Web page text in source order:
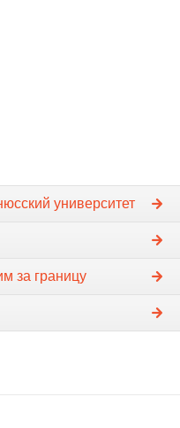
университет
за границу